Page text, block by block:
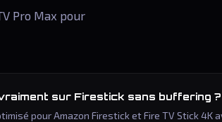
Pro Max pour
sur Firestick sans buffering ?
pour Amazon Firestick et Fire TV Stick